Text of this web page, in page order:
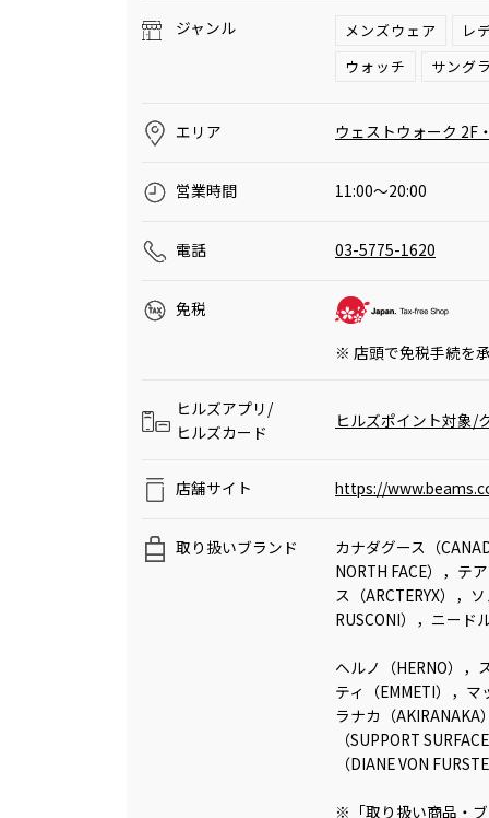
ジャンル メンズウェア
レ
ウォッチ
サング
エリア ウェストウォーク 2F
営業時間 11:00～20:00
電話 03-5775-1620
免税
※ 店頭で免税手続を
ヒルズアプリ/
ヒルズカード
ヒルズポイント対象/
店舗サイト https://
取り扱いブランド
カナダグース（
NORTH FACE），テ
ス（ARCTERYX），
RUSCONI），ニード
ヘルノ（HERNO），
ティ（EMMETI），
ラナカ（
（SUPPORT
（DIANE VON
※「取り扱い商品・